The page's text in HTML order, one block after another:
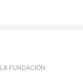
LA FUNDACIÓN